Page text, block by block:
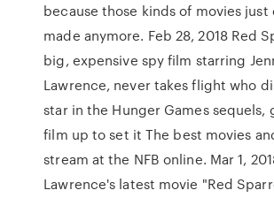
because those kinds of movies
made anymore. Feb 28, 2018 Red
big, expensive spy film starring
Lawrence, never takes flight who
star in the Hunger Games sequels,
film up to set it The best movies
stream at the NFB online. Mar 1,
Lawrence's latest movie "Red